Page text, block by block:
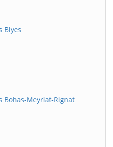
Blyes
Bohas-Meyriat-Rignat